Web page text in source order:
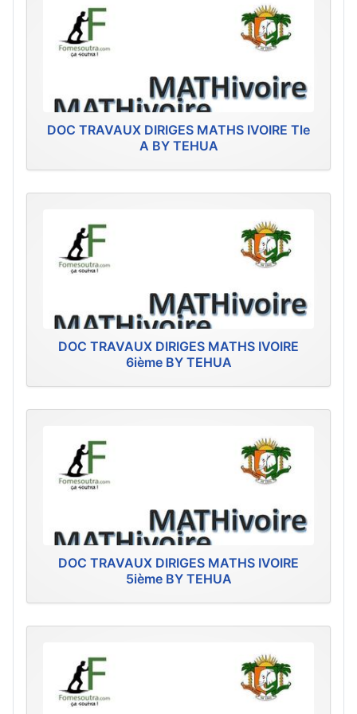
DOC TRAVAUX DIRIGES MATHS IVOIRE Tle
A BY TEHUA
DOC TRAVAUX DIRIGES MATHS IVOIRE
6ième BY TEHUA
DOC TRAVAUX DIRIGES MATHS IVOIRE
5ième BY TEHUA